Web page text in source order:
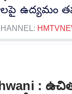
ఉద్యమం
: